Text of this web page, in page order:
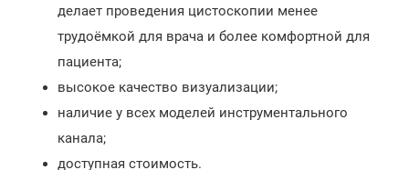
делает проведения цистоскопии менее
трудоёмкой для врача и более комфортной для
пациента;
высокое качество визуализации;
наличие у всех моделей инструментального
канала;
доступная стоимость.